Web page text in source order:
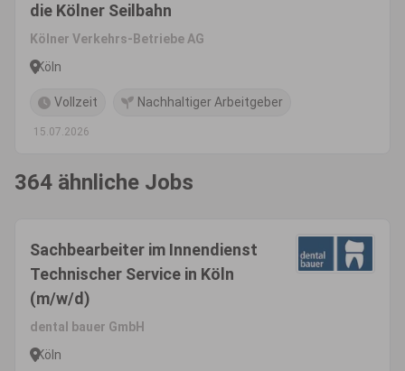
die Kölner Seilbahn
Kölner Verkehrs-Betriebe AG
Köln
Vollzeit Nachhaltiger Arbeitgeber
15.07.2026
364 ähnliche Jobs
Sachbearbeiter im Innendienst
Technischer Service in Köln
(m/w/d)
dental bauer GmbH
Köln